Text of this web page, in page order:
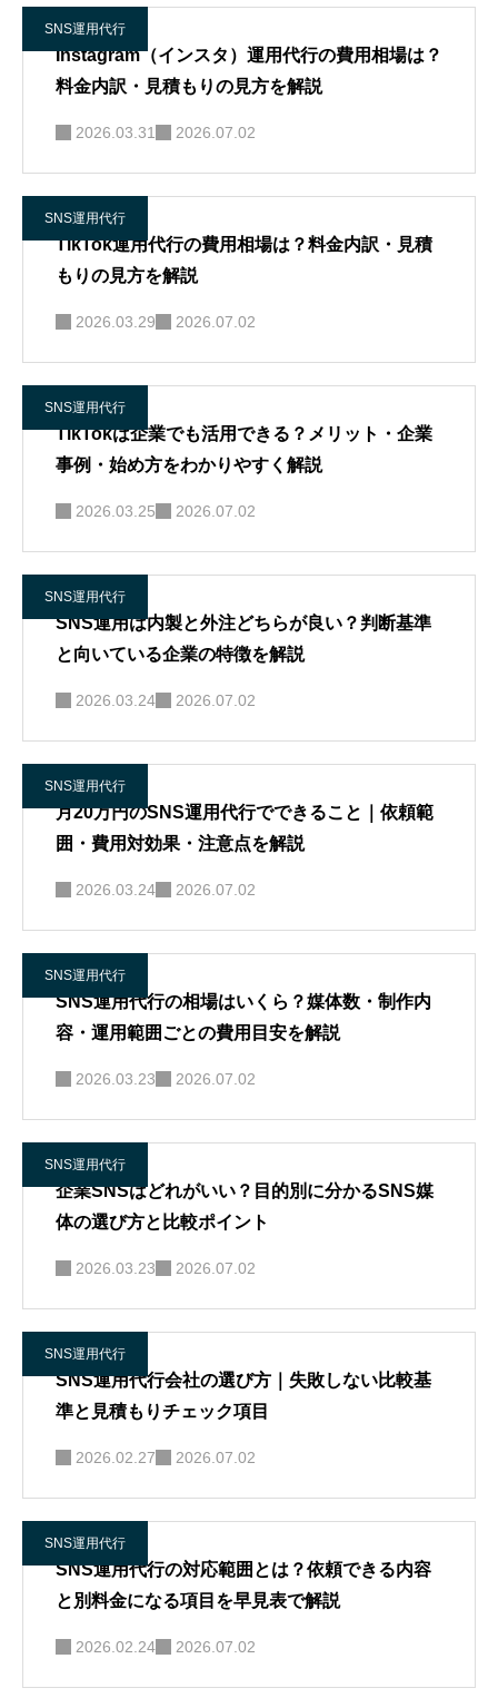
SNS運用代行
Instagram（インスタ）運用代行の費用相場は？
料金内訳・見積もりの見方を解説
2026.03.31 2026.07.02
SNS運用代行
TikTok運用代行の費用相場は？料金内訳・見積
もりの見方を解説
2026.03.29 2026.07.02
SNS運用代行
TikTokは企業でも活用できる？メリット・企業
事例・始め方をわかりやすく解説
2026.03.25 2026.07.02
SNS運用代行
SNS運用は内製と外注どちらが良い？判断基準
と向いている企業の特徴を解説
2026.03.24 2026.07.02
SNS運用代行
月20万円のSNS運用代行でできること｜依頼範
囲・費用対効果・注意点を解説
2026.03.24 2026.07.02
SNS運用代行
SNS運用代行の相場はいくら？媒体数・制作内
容・運用範囲ごとの費用目安を解説
2026.03.23 2026.07.02
SNS運用代行
企業SNSはどれがいい？目的別に分かるSNS媒
体の選び方と比較ポイント
2026.03.23 2026.07.02
SNS運用代行
SNS運用代行会社の選び方｜失敗しない比較基
準と見積もりチェック項目
2026.02.27 2026.07.02
SNS運用代行
SNS運用代行の対応範囲とは？依頼できる内容
と別料金になる項目を早見表で解説
2026.02.24 2026.07.02